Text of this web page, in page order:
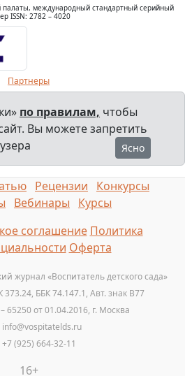
палаты, международный стандартный серийный
ISSN: 2782 – 4020
Партнеры
по правилам, чтобы
Вы можете запретить
Ясно
Рецензии
Конкурсы
Вебинары
Курсы
соглашение Политика
Оферта
журнал «Воспитатель детского сада»
373.24, ББК 74.147.1, Авт. знак B77
от 01.04.2016, г. Москва
info@vospitatelds.ru
+7 (925) 664-32-11
16+